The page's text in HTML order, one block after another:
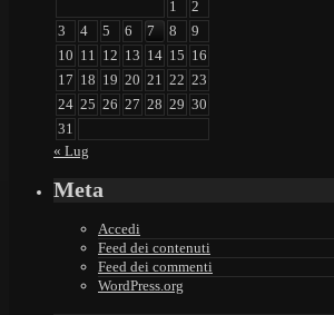
1
2
3
4 5 6 7 8
9
10 11 12 13 14 15 16
17 18 19 20 21 22 23
24 25 26 27 28 29 30
31
« Lug
Meta
Accedi
Feed dei contenuti
Feed dei commenti
WordPress.org